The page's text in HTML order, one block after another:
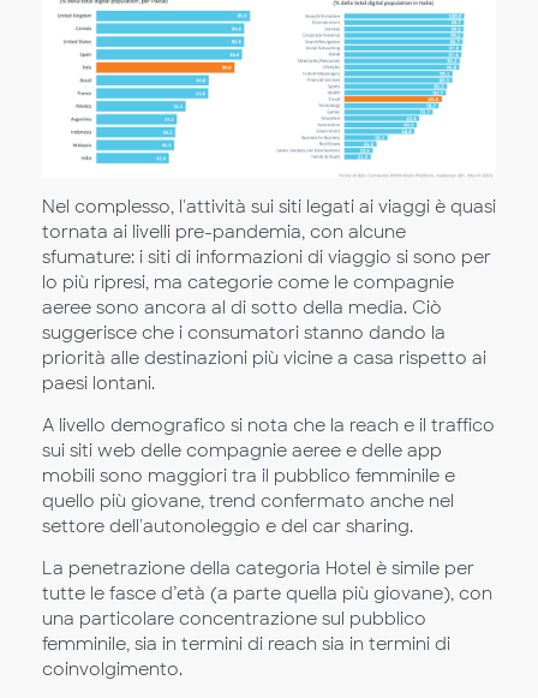
Nel complesso, l'attività sui siti legati ai viaggi è quasi
tornata ai livelli pre-pandemia, con alcune
sfumature: i siti di informazioni di viaggio si sono per
lo più ripresi, ma categorie come le compagnie
aeree sono ancora al di sotto della media. Ciò
suggerisce che i consumatori stanno dando la
priorità alle destinazioni più vicine a casa rispetto ai
paesi lontani.
A livello demografico si nota che la reach e il traffico
sui siti web delle compagnie aeree e delle app
mobili sono maggiori tra il pubblico femminile e
quello più giovane, trend confermato anche nel
settore dell'autonoleggio e del car sharing.
La penetrazione della categoria Hotel è simile per
tutte le fasce d’età (a parte quella più giovane), con
una particolare concentrazione sul pubblico
femminile, sia in termini di reach sia in termini di
coinvolgimento.